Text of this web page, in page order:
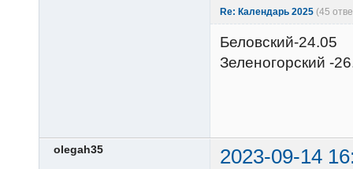
Re: Календарь 2025 (45
Беловский-24.05
Зеленогорский -
olegah35 2023-09-14